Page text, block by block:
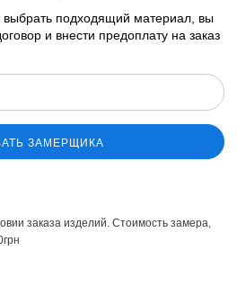
подходящий материал, вы
и внести предоплату на заказ
ЗАМЕРЩИКА
заказа изделий. Стоимость замера,